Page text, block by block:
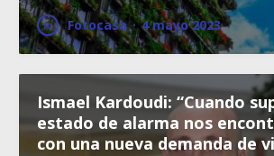
Fotocasa · 4 mayo 2023
Ismael Kardoudi: “Cuando
estado de alarma nos
con una nueva demanda de